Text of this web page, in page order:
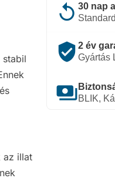
replay 30 nap
verified_user 2 év
Gyártás
paymentsBLIK,
stabil
az illat